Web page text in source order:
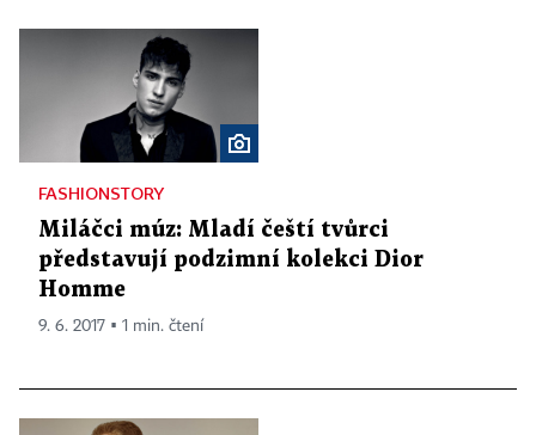
FASHIONSTORY
Miláčci múz: Mladí čeští tvůrci
představují podzimní kolekci Dior
Homme
9. 6. 2017 ▪ 1 min. čtení